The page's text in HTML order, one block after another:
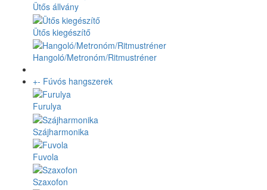
Ütős állvány
Ütős kiegészítő
Hangoló/Metronóm/Ritmustréner
+- Fúvós hangszerek
Furulya
Szájharmonika
Fuvola
Szaxofon